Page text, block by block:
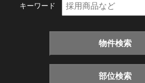
キーワード
物件検索
部位検索